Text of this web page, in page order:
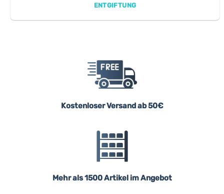
ENTGIFTUNG
Kostenloser Versand ab 50€
Mehr als 1500 Artikel im Angebot